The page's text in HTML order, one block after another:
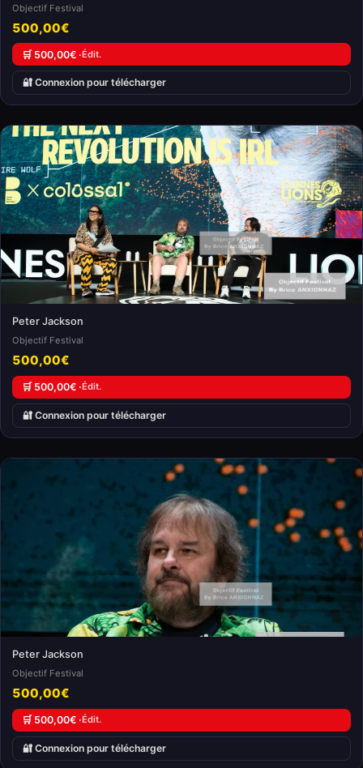
Objectif Festival
500,00€
🛒 500,00€ ·Édit.
🔐 Connexion pour télécharger
Peter Jackson
Objectif Festival
500,00€
🛒 500,00€ ·Édit.
🔐 Connexion pour télécharger
Peter Jackson
Objectif Festival
500,00€
🛒 500,00€ ·Édit.
🔐 Connexion pour télécharger